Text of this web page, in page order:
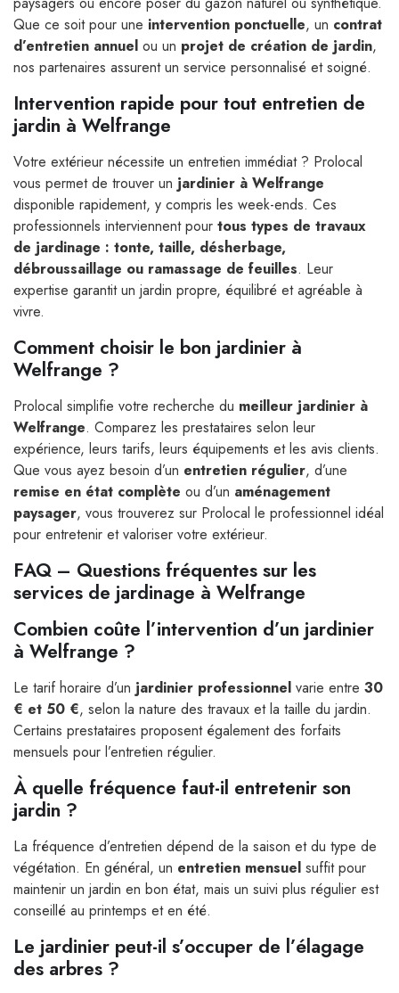
Que ce soit pour une intervention ponctuelle, un contrat
d’entretien annuel ou un projet de création de jardin,
nos partenaires assurent un service personnalisé et soigné.
Intervention rapide pour tout entretien de
jardin à Welfrange
Votre extérieur nécessite un entretien immédiat ? Prolocal
vous permet de trouver un jardinier à Welfrange
disponible rapidement, y compris les week-ends. Ces
professionnels interviennent pour tous types de travaux
de jardinage : tonte, taille, désherbage,
débroussaillage ou ramassage de feuilles. Leur
expertise garantit un jardin propre, équilibré et agréable à
vivre.
Comment choisir le bon jardinier à
Welfrange ?
Prolocal simplifie votre recherche du meilleur jardinier à
Welfrange. Comparez les prestataires selon leur
expérience, leurs tarifs, leurs équipements et les avis clients.
Que vous ayez besoin d’un entretien régulier, d’une
remise en état complète ou d’un aménagement
paysager, vous trouverez sur Prolocal le professionnel idéal
pour entretenir et valoriser votre extérieur.
FAQ – Questions fréquentes sur les
services de jardinage à Welfrange
Combien coûte l’intervention d’un jardinier
à Welfrange ?
Le tarif horaire d’un jardinier professionnel varie entre 30
€ et 50 €, selon la nature des travaux et la taille du jardin.
Certains prestataires proposent également des forfaits
mensuels pour l’entretien régulier.
À quelle fréquence faut-il entretenir son
jardin ?
La fréquence d’entretien dépend de la saison et du type de
végétation. En général, un entretien mensuel suffit pour
maintenir un jardin en bon état, mais un suivi plus régulier est
conseillé au printemps et en été.
Le jardinier peut-il s’occuper de l’élagage
des arbres ?